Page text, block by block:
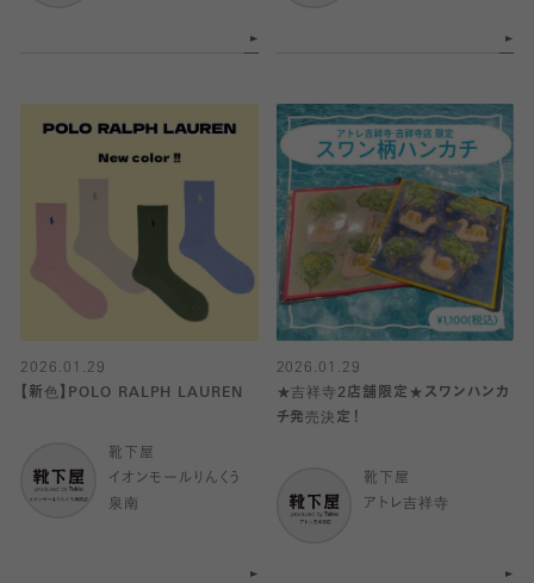
2026.01.29
【新色】POLO RALPH LAUREN
靴下屋
イオンモールりんくう
泉南
2026.01.29
★吉祥寺2店舗限定★スワンハンカ
チ発売決定！
靴下屋
アトレ吉祥寺